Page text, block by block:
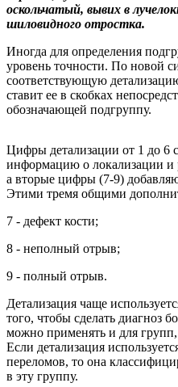
оскольчатый, вывих в
шиловидного отростка.
Иногда для определения
уровень точности. По новой
соответствующую
ставит ее в скобках
обозначающей подгруппу.
Цифры детализации от 1 до 6
информацию о локализации и
а вторые цифры (7-9)
Этими тремя общими
7 - дефект кости;
8 - неполный отрыв;
9 - полный отрыв.
Детализация чаще
того, чтобы сделать диагноз
можно применять и для
Если детализация
переломов, то она
в эту группу.